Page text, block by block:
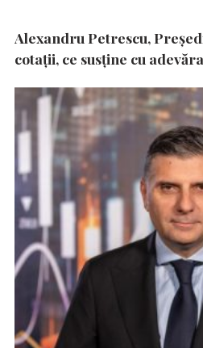
Alexandru Petrescu,
cotații, ce susține cu